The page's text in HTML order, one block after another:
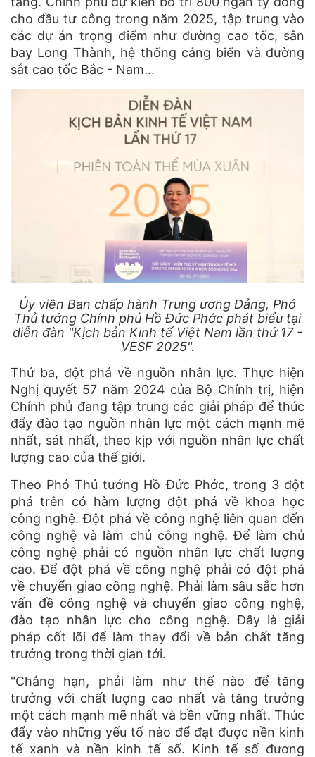
cho đầu tư công trong năm 2025, tập trung vào
các dự án trọng điểm như đường cao tốc, sân
bay Long Thành, hệ thống cảng biển và đường
sắt cao tốc Bắc - Nam...
Ủy viên Ban chấp hành Trung ương Đảng, Phó
Thủ tướng Chính phủ Hồ Đức Phớc phát biểu tại
diễn đàn "Kịch bản Kinh tế Việt Nam lần thứ 17 -
VESF 2025".
Thứ ba, đột phá về nguồn nhân lực. Thực hiện
Nghị quyết 57 năm 2024 của Bộ Chính trị, hiện
Chính phủ đang tập trung các giải pháp để thúc
đẩy đào tạo nguồn nhân lực một cách mạnh mẽ
nhất, sát nhất, theo kịp với nguồn nhân lực chất
lượng cao của thế giới.
Theo Phó Thủ tướng Hồ Đức Phớc, trong 3 đột
phá trên có hàm lượng đột phá về khoa học
công nghệ. Đột phá về công nghệ liên quan đến
công nghệ và làm chủ công nghệ. Để làm chủ
công nghệ phải có nguồn nhân lực chất lượng
cao. Để đột phá về công nghệ phải có đột phá
về chuyển giao công nghệ. Phải làm sâu sắc hơn
vấn đề công nghệ và chuyển giao công nghệ,
đào tạo nhân lực cho công nghệ. Đây là giải
pháp cốt lõi để làm thay đổi về bản chất tăng
trưởng trong thời gian tới.
"Chẳng hạn, phải làm như thế nào để tăng
trưởng với chất lượng cao nhất và tăng trưởng
một cách mạnh mẽ nhất và bền vững nhất. Thúc
đẩy vào những yếu tố nào để đạt được nền kinh
tế xanh và nền kinh tế số. Kinh tế số đương